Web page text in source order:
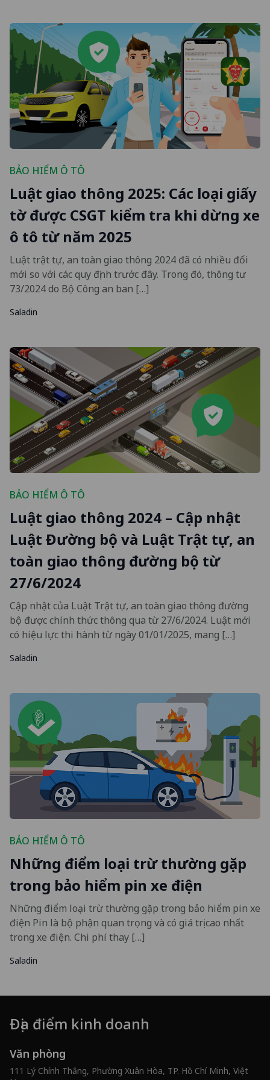
BẢO HIỂM Ô TÔ
Luật giao thông 2025: Các loại giấy
tờ được CSGT kiểm tra khi dừng xe
ô tô từ năm 2025
Luật trật tự, an toàn giao thông 2024 đã có nhiều đổi
mới so với các quy định trước đây. Trong đó, thông tư
73/2024 do Bộ Công an ban […]
Saladin
BẢO HIỂM Ô TÔ
Luật giao thông 2024 – Cập nhật
Luật Đường bộ và Luật Trật tự, an
toàn giao thông đường bộ từ
27/6/2024
Cập nhật của Luật Trật tự, an toàn giao thông đường
bộ được chính thức thông qua từ 27/6/2024. Luật mới
có hiệu lực thi hành từ ngày 01/01/2025, mang […]
Saladin
BẢO HIỂM Ô TÔ
Những điểm loại trừ thường gặp
trong bảo hiểm pin xe điện
Những điểm loại trừ thường gặp trong bảo hiểm pin xe
điện Pin là bộ phận quan trọng và có giá trị cao nhất
trong xe điện. Chi phí thay […]
Saladin
Địa điểm kinh doanh
Văn phòng
111 Lý Chính Thắng, Phường Xuân Hòa, TP. Hồ Chí Minh, Việt